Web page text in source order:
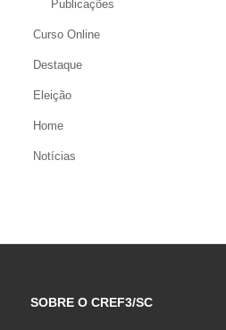
Publicações
Curso Online
Destaque
Eleição
Home
Notícias
SOBRE O CREF3/SC